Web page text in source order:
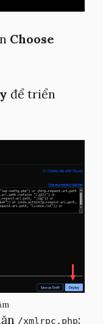
Choose
để triển
/xmlrpc.php: